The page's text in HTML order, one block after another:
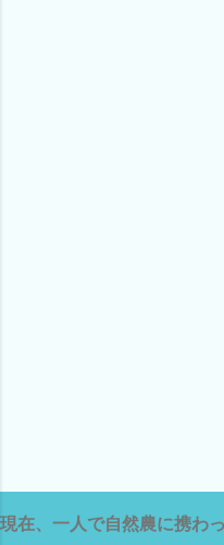
現在、一人で自然農に携わ